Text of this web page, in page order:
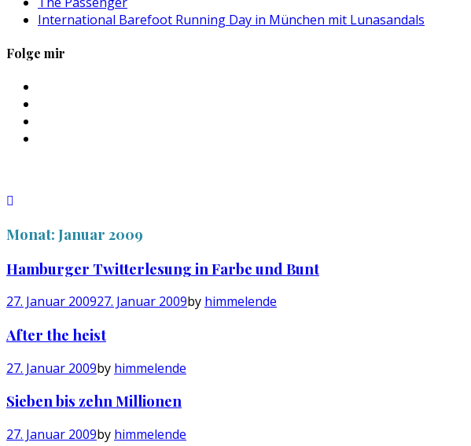
International Barefoot Running Day in München mit Lunasandals
Folge mir
Monat: Januar 2009
Hamburger Twitterlesung in Farbe und Bunt
27. Januar 200927. Januar 2009by himmelende
After the heist
27. Januar 2009by himmelende
Sieben bis zehn Millionen
27. Januar 2009by himmelende